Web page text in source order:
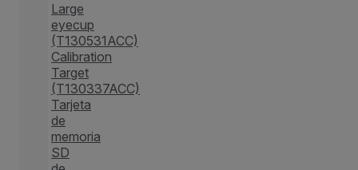
Large
eyecup
(T130531ACC)
Calibration
Target
(T130337ACC)
Tarjeta
de
memoria
SD